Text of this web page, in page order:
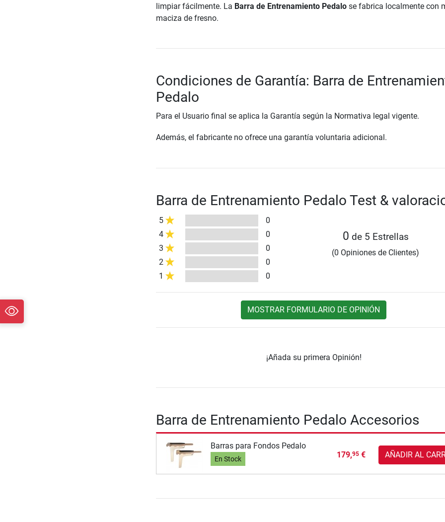
limpiar fácilmente. La Barra de Entrenamiento Pedalose fabrica localmente con
maciza de fresno.
Condiciones de Garantía: Barra de
Pedalo
Para el Usuario final se aplica la Garantía según la Normativa legal vigente.
Además, el fabricante no ofrece una garantía voluntaria adicional.
Barra de Entrenamiento Pedalo Test &
5
0
4
0
3
0
2
0
1
0
0 de 5 Estrellas
(0 Opiniones de Clientes)
MOSTRAR FORMULARIO DE OPINIÓN
¡Añada su primera Opinión!
Barra de Entrenamiento Pedalo Accesorios
Barras para Fondos Pedalo
En Stock 179,95€ AÑADIR AL